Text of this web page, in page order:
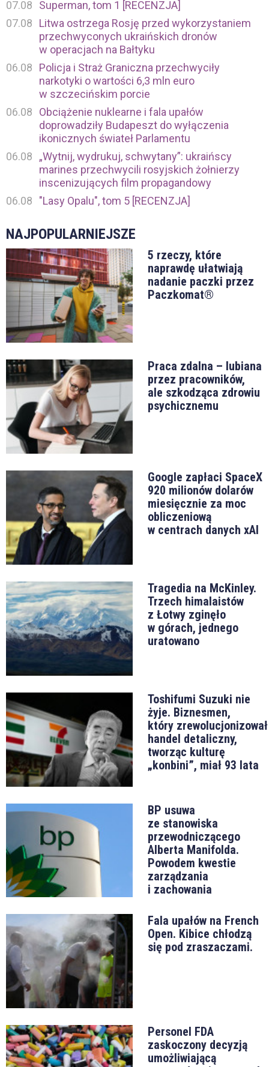
07.08
Superman, tom 1 [RECENZJA]
07.08
Litwa ostrzega Rosję przed wykorzystaniem
przechwyconych ukraińskich dronów
w operacjach na Bałtyku
06.08
Policja i Straż Graniczna przechwyciły
narkotyki o wartości 6,3 mln euro
w szczecińskim porcie
06.08
Obciążenie nuklearne i fala upałów
doprowadziły Budapeszt do wyłączenia
ikonicznych świateł Parlamentu
06.08
„Wytnij, wydrukuj, schwytany”: ukraińscy
marines przechwycili rosyjskich żołnierzy
inscenizujących film propagandowy
06.08
"Lasy Opalu", tom 5 [RECENZJA]
NAJPOPULARNIEJSZE
5 rzeczy, które
naprawdę ułatwiają
nadanie paczki przez
Paczkomat®
Praca zdalna – lubiana
przez pracowników,
ale szkodząca zdrowiu
psychicznemu
Google zapłaci SpaceX
920 milionów dolarów
miesięcznie za moc
obliczeniową
w centrach danych xAI
Tragedia na McKinley.
Trzech himalaistów
z Łotwy zginęło
w górach, jednego
uratowano
Toshifumi Suzuki nie
żyje. Biznesmen,
który zrewolucjonizował
handel detaliczny,
tworząc kulturę
„konbini”, miał 93 lata
BP usuwa
ze stanowiska
przewodniczącego
Alberta Manifolda.
Powodem kwestie
zarządzania
i zachowania
Fala upałów na French
Open. Kibice chłodzą
się pod zraszaczami.
Personel FDA
zaskoczony decyzją
umożliwiającą